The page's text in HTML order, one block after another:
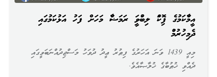
އީމާންކަމުގެ ފޮނިކަން ލިބުންވަނީ ރަމަޟާން މަހަށް ފަހު އަޅުކަމުގައި
ދެމިހުރުމުން
މިއީ 1439 ވަނަ އަހަރުގެ ފިޠުރު ޢީދު ދުވަހު މަސްޖިދުއްނަބަވީގައި
ދެއްވި ޚުޠުބާގެ ޚުލާޞާއެވެ.